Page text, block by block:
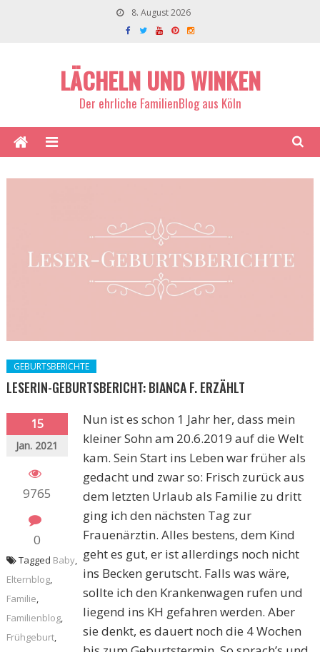
8. August 2026
LÄCHELN UND WINKEN
Der ehrliche FamilienBlog aus Köln
GEBURTSBERICHTE
LESERIN-GEBURTSBERICHT: BIANCA F. ERZÄHLT
15
Jan. 2021
9765
0
Nun ist es schon 1 Jahr her, dass mein
kleiner Sohn am 20.6.2019 auf die Welt
kam. Sein Start ins Leben war früher als
gedacht und zwar so: Frisch zurück aus
dem letzten Urlaub als Familie zu dritt
ging ich den nächsten Tag zur
Frauenärztin. Alles bestens, dem Kind
geht es gut, er ist allerdings noch nicht
ins Becken gerutscht. Falls was wäre,
sollte ich den Krankenwagen rufen und
liegend ins KH gefahren werden. Aber
sie denkt, es dauert noch die 4 Wochen
Tagged Baby,
Elternblog,
Familie,
Familienblog,
Frühgeburt,